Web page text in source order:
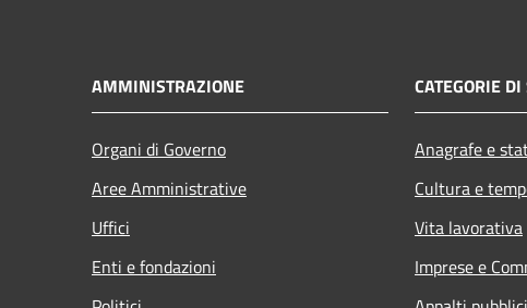
AMMINISTRAZIONE
Organi di Governo
Aree Amministrative
Uffici
Enti e fondazioni
CATEGORIE
Anagrafe e
Cultura e
Vita lavorativa
Imprese e